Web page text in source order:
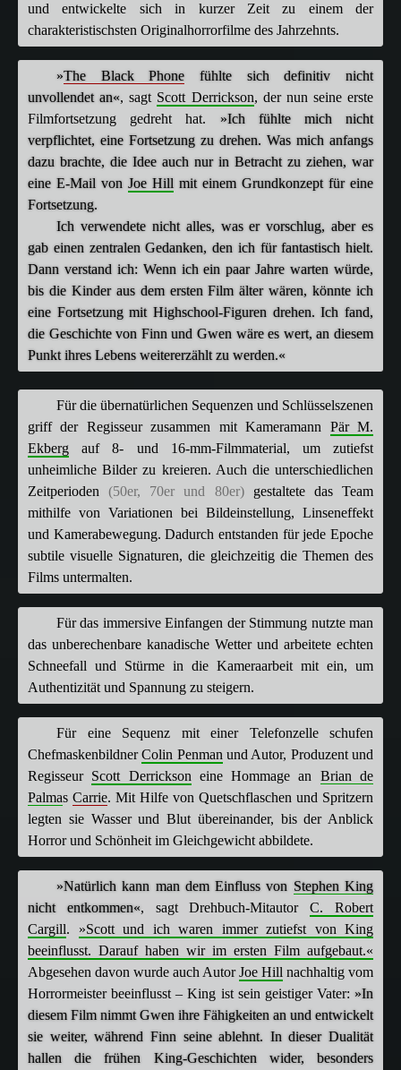
und entwickelte sich in kurzer Zeit zu einem der
charakteristischsten Originalhorrorfilme des Jahrzehnts.
»The Black Phone fühlte sich definitiv nicht
unvollendet an«, sagt Scott Derrickson, der nun seine erste
Filmfortsetzung gedreht hat. »Ich fühlte mich nicht
verpflichtet, eine Fortsetzung zu drehen. Was mich anfangs
dazu brachte, die Idee auch nur in Betracht zu ziehen, war
eine E-Mail von Joe Hill mit einem Grundkonzept für eine
Fortsetzung.
Ich verwendete nicht alles, was er vorschlug, aber es
gab einen zentralen Gedanken, den ich für fantastisch hielt.
Dann verstand ich: Wenn ich ein paar Jahre warten würde,
bis die Kinder aus dem ersten Film älter wären, könnte ich
eine Fortsetzung mit Highschool-Figuren drehen. Ich fand,
die Geschichte von Finn und Gwen wäre es wert, an diesem
Punkt ihres Lebens weitererzählt zu werden.«
Für die übernatürlichen Sequenzen und Schlüsselszenen
griff der Regisseur zusammen mit Kameramann Pär M.
Ekberg auf 8- und 16-mm-Filmmaterial, um zutiefst
unheimliche Bilder zu kreieren. Auch die unterschiedlichen
Zeitperioden(50er, 70er und 80er)gestaltete das Team
mithilfe von Variationen bei Bildeinstellung, Linseneffekt
und Kamerabewegung. Dadurch entstanden für jede Epoche
subtile visuelle Signaturen, die gleichzeitig die Themen des
Films untermalten.
Für das immersive Einfangen der Stimmung nutzte man
das unberechenbare kanadische Wetter und arbeitete echten
Schneefall und Stürme in die Kameraarbeit mit ein, um
Authentizität und Spannung zu steigern.
Für eine Sequenz mit einer Telefonzelle schufen
ChefmaskenbildnerColin Penman und Autor, Produzent und
Regisseur Scott Derrickson eine Hommage an Brian de
Palmas Carrie. Mit Hilfe von Quetschflaschen und Spritzern
legten sie Wasser und Blut übereinander, bis der Anblick
Horror und Schönheit im Gleichgewicht abbildete.
»Natürlich kann man dem Einfluss von Stephen King
nicht entkommen«, sagt Drehbuch-MitautorC. Robert
Cargill. »Scott und ich waren immer zutiefst von King
beeinflusst. Darauf haben wir im ersten Film aufgebaut.«
Abgesehen davon wurde auch AutorJoe Hill nachhaltig vom
Horrormeister beeinflusst – King ist sein geistiger Vater: »In
diesem Film nimmt Gwen ihre Fähigkeiten an und entwickelt
sie weiter, während Finn seine ablehnt. In dieser Dualität
hallen die frühen King-Geschichten wider, besonders